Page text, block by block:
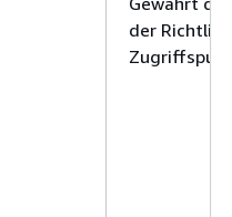
der